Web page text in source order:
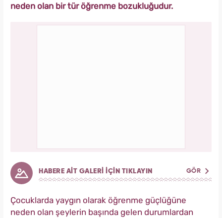
neden olan bir tür öğrenme bozukluğudur.
HABERE AİT GALERİ İÇİN TIKLAYIN GÖR
Çocuklarda yaygın olarak öğrenme güçlüğüne
neden olan şeylerin başında gelen durumlardan